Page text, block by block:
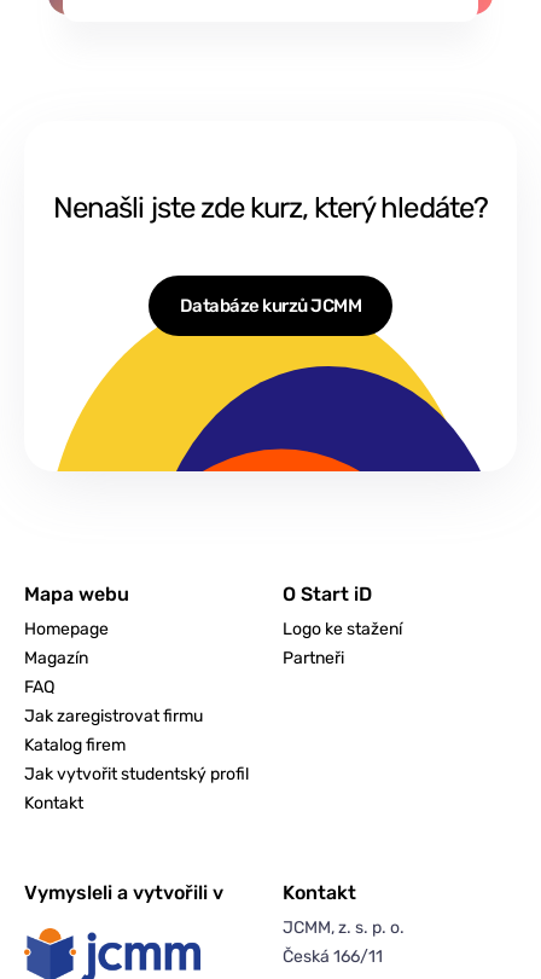
Nenašli jste zde kurz, který hledáte?
Databáze kurzů JCMM
Mapa webu
Homepage
Magazín
FAQ
Jak zaregistrovat firmu
Katalog firem
Jak vytvořit studentský profil
Kontakt
O Start iD
Logo ke stažení
Partneři
Vymysleli a vytvořili v Kontakt
JCMM, z. s. p. o.
Česká 166/11